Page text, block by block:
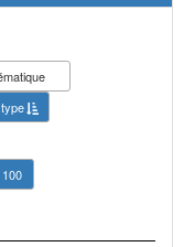
type
100